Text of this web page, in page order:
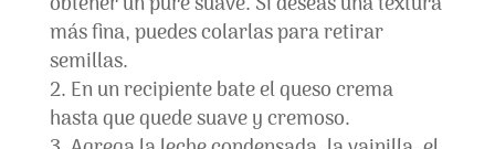
más fina, puedes colarlas para retirar
semillas.
En un recipiente bate el queso crema
hasta que quede suave y cremoso.